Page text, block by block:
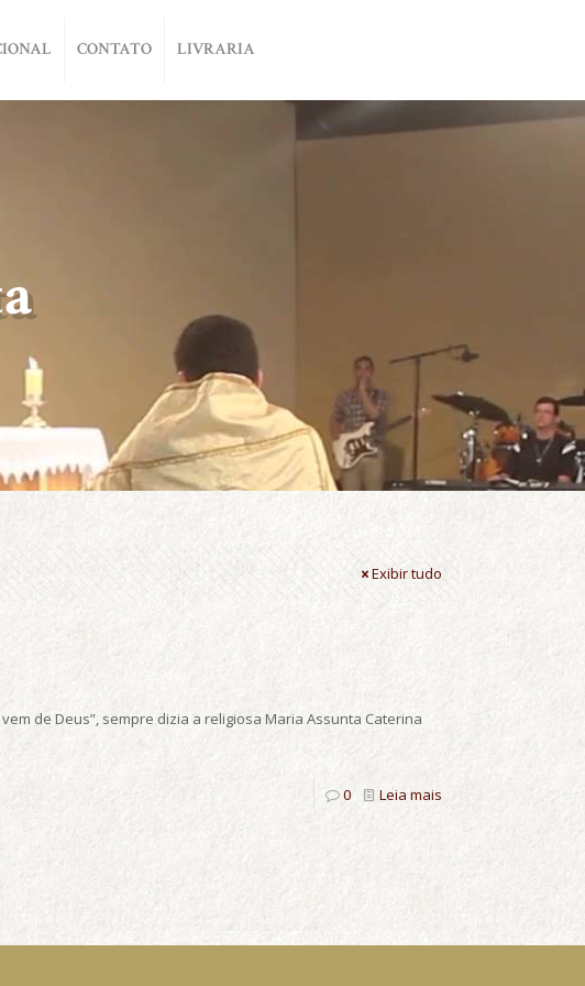
CONTATO LIVRARIA
Exibir tudo
de Deus”, sempre dizia a religiosa Maria Assunta Caterina
0 Leia mais